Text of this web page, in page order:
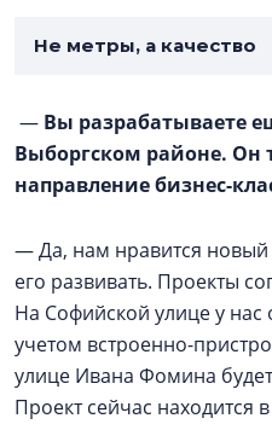
Не метры, а качество
— Вы разрабатываете
Выборгском районе. Он
направление бизнес-
— Да, нам нравится
его развивать. Проекты
На Софийской улице у нас
учетом встроенно-
улице Ивана Фомина
Проект сейчас находится